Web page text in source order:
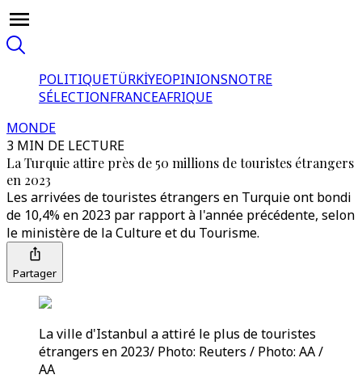
POLITIQUETÜRKİYEOPINIONSNOTRE
SÉLECTIONFRANCEAFRIQUE
MONDE
3 MIN DE LECTURE
La Turquie attire près de 50 millions de touristes étrangers
en 2023
Les arrivées de touristes étrangers en Turquie ont bondi
de 10,4% en 2023 par rapport à l'année précédente, selon
le ministère de la Culture et du Tourisme.
Partager
La ville d'Istanbul a attiré le plus de touristes
étrangers en 2023/ Photo: Reuters / Photo: AA /
AA